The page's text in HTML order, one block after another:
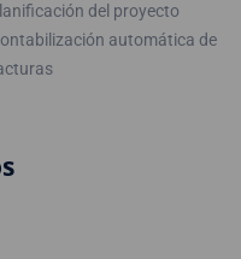
del proyecto
automática de